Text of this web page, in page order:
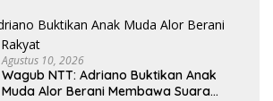
Agustus 10, 2026
Wagub NTT: Adriano Buktikan Anak
Muda Alor Berani Membawa Suara